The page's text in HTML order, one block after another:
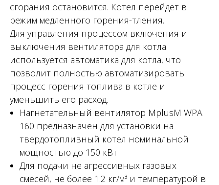
сгорания остановится. Котел перейдет в
режим медленного горения-тления.
Для управления процессом включения и
выключения вентилятора для котла
используется автоматика для котла, что
позволит полностью автоматизировать
процесс горения топлива в котле и
уменьшить его расход.
Нагнетательный вентилятор MplusM WPA
160 предназначен для установки на
твердотопливный котел номинальной
мощностью до 150 кВт
Для подачи не агрессивных газовых
смесей, не более 1.2 кг/м³ и температурой в